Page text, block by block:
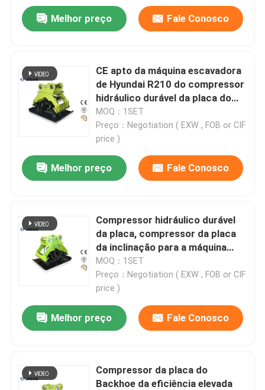
Melhor preço Fale Conosco
CE apto da máquina escavadora
de Hyundai R210 do compressor
hidráulico durável da placa do
rolamento certificado
MOQ：1SET
Preço：Negotiation ( EXW , FOB or CIF
price )
Melhor preço Fale Conosco
Compressor hidráulico durável
da placa, compressor da placa
da inclinação para a máquina
escavadora
MOQ：1SET
Preço：Negotiation ( EXW , FOB or CIF
price )
Melhor preço Fale Conosco
Compressor da placa do
Backhoe da eficiência elevada